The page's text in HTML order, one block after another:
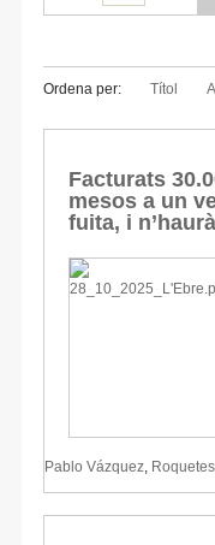
Ordena per: Títol
Facturats
mesos a un
fuita, i
Pablo Vázquez Roquetes